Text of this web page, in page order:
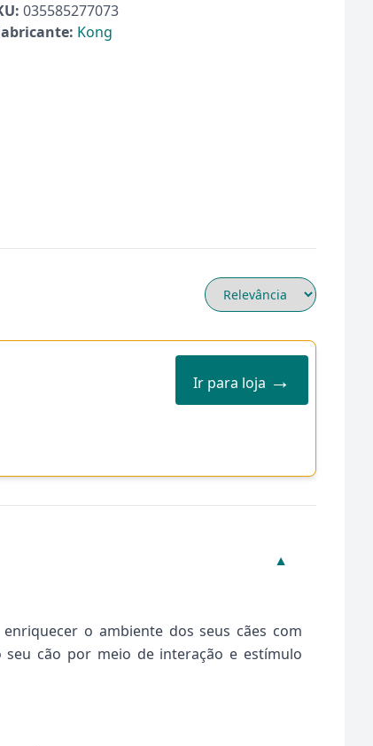
035585277073
Kong
Ir para loja →
▼
o ambiente dos seus cães com
cão por meio de interação e estímulo